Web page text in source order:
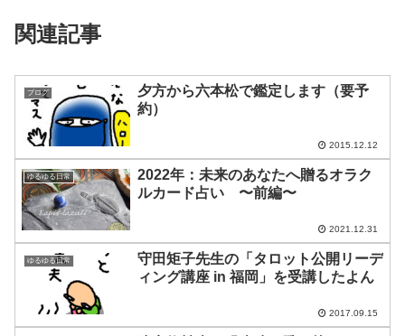
関連記事
ブログ
夕方から六本松で鑑定します（要予
約）
2015.12.12
ゆるゆる日常
2022年：未来のあなたへ贈るオラク
ルカード占い 〜前編〜
2021.12.31
ゆるゆる日常
守田矩子先生の「タロット公開リーデ
ィング講座 in 福岡」を受講したよん
2017.09.15